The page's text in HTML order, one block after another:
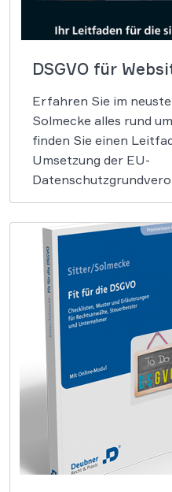
DSGVO für
Erfahren Sie im
Solmecke alles rund
finden Sie einen
Umsetzung der EU-